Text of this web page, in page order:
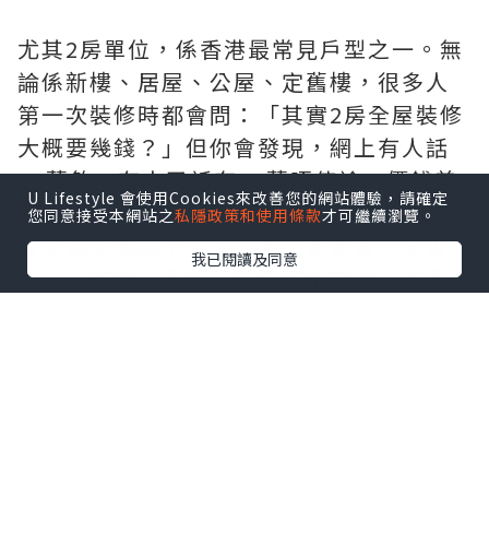
尤其2房單位，係香港最常見戶型之一。無
論係新樓、居屋、公屋、定舊樓，很多人
第一次裝修時都會問：「其實2房全屋裝修
大概要幾錢？」但你會發現，網上有人話
20萬夠，有人又話冇40萬唔使諗，價錢差
距大到好難參考😮‍💨其實原因好簡單，因為
香港裝修價錢本身受好多因素影響。單位
大小、樓齡、用料、訂造傢俬數量，甚至
U Lifestyle 會使用Cookies來改善您的網站體驗，請確定
您同意接受本網站之私隱政策和使用條款才可繼續瀏覽。
我已閱讀及同意